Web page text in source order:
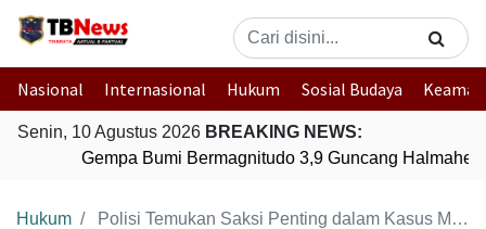
Nasional Internasional Hukum Sosial Budaya
Senin, 10 Agustus 2026 BREAKING NEWS:
Gempa Bumi Bermagnitudo 3,9 Guncang Halmahera
Hukum Polisi Temukan Saksi Penting dalam Kasus Mutilasi di Bekasi